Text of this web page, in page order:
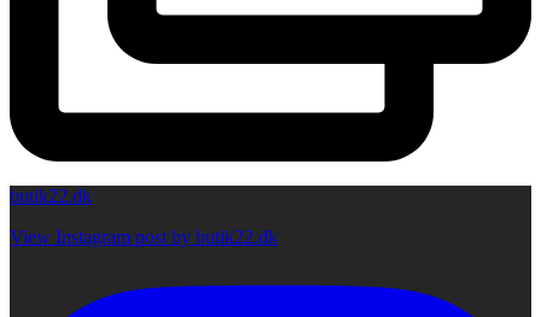
butik22.dk
View Instagram post by butik22.dk